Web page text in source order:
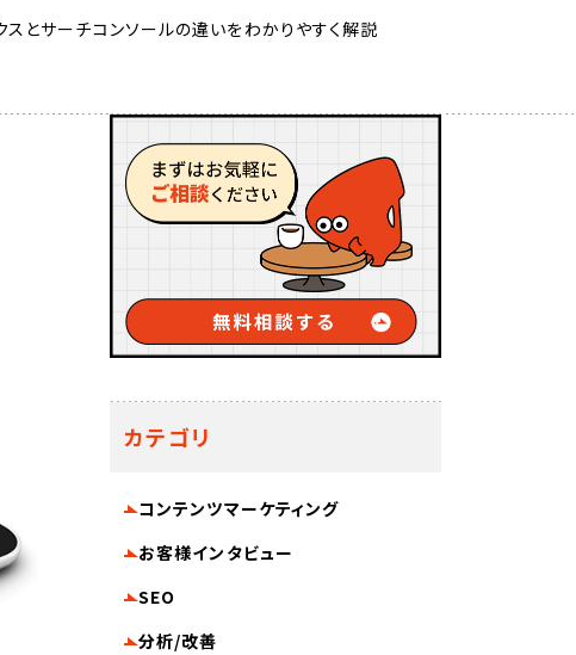
とサーチコンソールの違いをわかりやすく解説
カテゴリ
コンテンツマーケティング
お客様インタビュー
SEO
分析/改善